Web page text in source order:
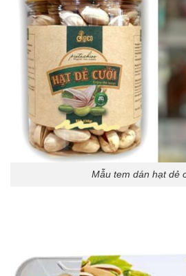
Mẫu tem dán hạt dẻ